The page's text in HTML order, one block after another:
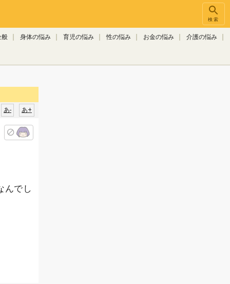
検索
般 身体の悩み 育児の悩み 性の悩み お金の悩み 介護の悩み
あ+
あ-
んでし